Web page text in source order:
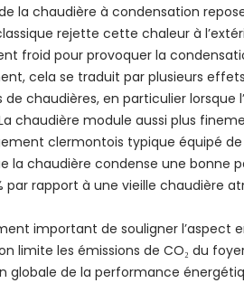
la chaudière à condensation
rejette cette chaleur à
froid pour provoquer la
cela se traduit par plusieurs
de chaudières, en particulier
chaudière module aussi plus
clermontois typique équipé
la chaudière condense une bonne
par rapport à une vieille chaudière
important de souligner l’aspect
limite les émissions de CO₂ du
globale de la performance